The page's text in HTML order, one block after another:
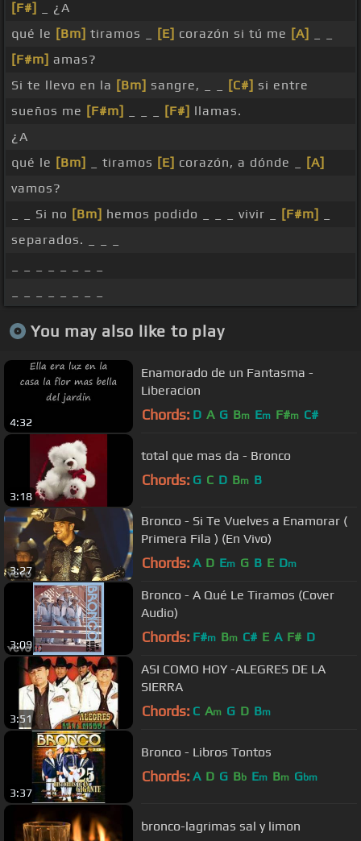
[F#]
_ ¿A
qué le [Bm] tiramos _ [E] corazón si tú me [A]
[F#m] amas?
Si te llevo en la [Bm] sangre, _ _ [C#] si entre
sueños me [F#m] [F#] llamas.
¿A
qué le [Bm] _ tiramos [E] corazón, a dónde _
[A]
vamos?
_ _ Si no [Bm] hemos podido _ _ _ vivir _ [F#m]
separados. _ _ _
You may also like to play
4:32
Enamorado de un Fantasma -
Liberacion
Chords: D A G Bm Em F#m C#
3:18
total que mas da - Bronco
Chords: G C D Bm B
3:27
Bronco - Si Te Vuelves a Enamorar (
Primera Fila ) (En Vivo)
Chords: A D Em G B E Dm
3:09
Bronco - A Qué Le Tiramos (Cover
Audio)
Chords: F#m Bm C# E A F# D
3:51
ASI COMO HOY -ALEGRES DE LA
SIERRA
Chords: C Am G D Bm
3:37
Bronco - Libros Tontos
Chords: A D G Bb Em Bm Gbm
bronco-lagrimas sal y limon